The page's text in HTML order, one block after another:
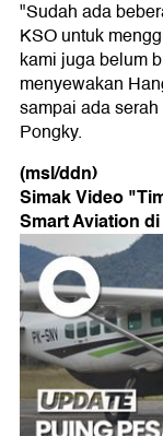
"Sudah ada
KSO untuk
kami juga belum
menyewakan
sampai ada
Pongky.
(msl/ddn)
Simak Video "
Smart Aviation